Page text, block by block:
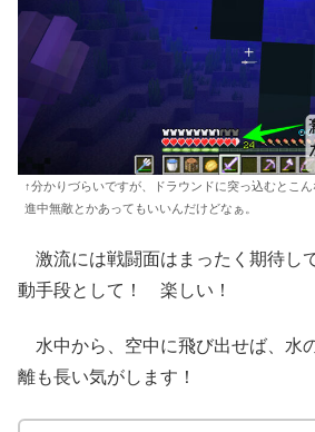
↑分かりづらいですが、ドラウンドに突っ込むとこ
進中無敵とかあってもいいんだけどなぁ。
激流には戦闘面はまったく期待し
動手段として！ 楽しい！
水中から、空中に飛び出せば、水
離も長い気がします！